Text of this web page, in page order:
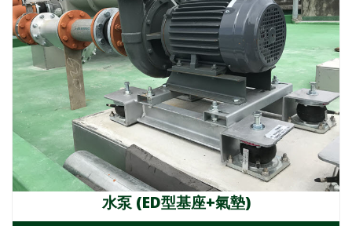
水泵 (ED型基座+氣墊)